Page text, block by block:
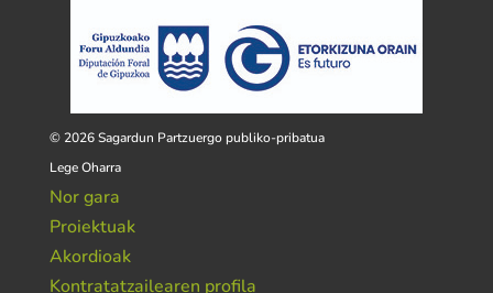
© 2026 Sagardun Partzuergo publiko-pribatua
Lege Oharra
Nor gara
Proiektuak
Akordioak
Kontratatzailearen profila